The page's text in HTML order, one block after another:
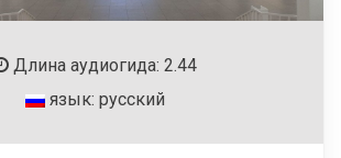
Длина аудиогида: 2.44
язык: русский